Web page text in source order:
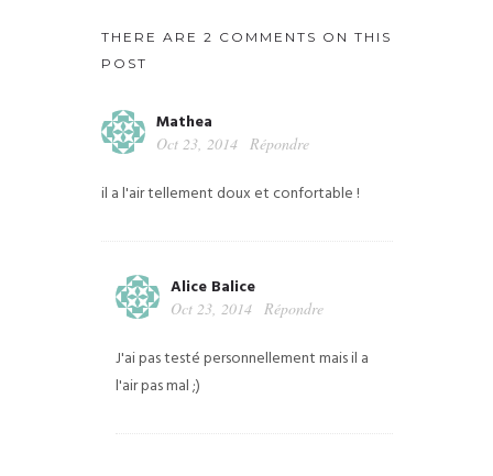
THERE ARE 2 COMMENTS ON THIS
POST
Mathea
Oct 23, 2014 Répondre
il a l'air tellement doux et confortable !
Alice Balice
Oct 23, 2014 Répondre
J'ai pas testé personnellement mais il a
l'air pas mal ;)